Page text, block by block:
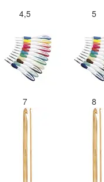
4,5 5
7 8